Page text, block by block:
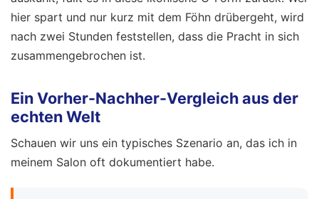
hier spart und nur kurz mit dem Föhn drübergeht, wird
nach zwei Stunden feststellen, dass die Pracht in sich
zusammengebrochen ist.
Ein Vorher-Nachher-Vergleich aus der
echten Welt
Schauen wir uns ein typisches Szenario an, das ich in
meinem Salon oft dokumentiert habe.